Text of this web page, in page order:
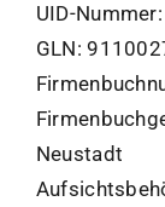
UID-Nummer
GLN:
Neustadt